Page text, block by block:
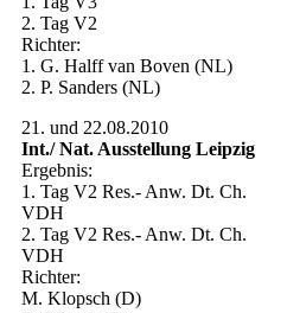
2. Tag V2
Richter:
1. G. Halff van Boven (NL)
2. P. Sanders (NL)
21. und 22.08.2010
Int./ Nat. Ausstellung Leipzig
Ergebnis:
1. Tag V2 Res.- Anw. Dt. Ch.
VDH
2. Tag V2 Res.- Anw. Dt. Ch.
VDH
Richter:
M. Klopsch (D)